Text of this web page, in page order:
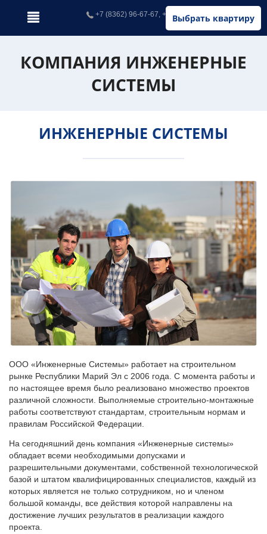
Выбрать квартиру
+7 (8362) 96-67-67, +7 (902) 326-67-67
КОМПАНИЯ ИНЖЕНЕРНЫЕ
СИСТЕМЫ
ИНЖЕНЕРНЫЕ СИСТЕМЫ
ООО «Инженерные Системы» работает на строительном
рынке Республики Марий Эл с 2006 года. С момента работы и
по настоящее время было реализовано множество проектов
различной сложности. Выполняемые строительно-монтажные
работы соответствуют стандартам, строительным нормам и
правилам Российской Федерации.
На сегодняшний день компания «Инженерные системы»
обладает всеми необходимыми допусками и
разрешительными документами, собственной технологической
базой и штатом квалифицированных специалистов, каждый из
которых является не только сотрудником, но и членом
большой команды, все действия которой направлены на
достижение лучших результатов в реализации каждого
проекта.